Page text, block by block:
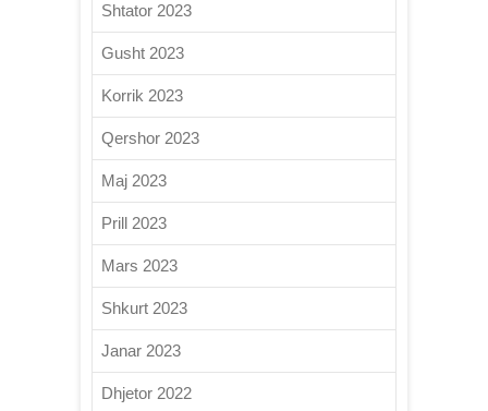
Shtator 2023
Gusht 2023
Korrik 2023
Qershor 2023
Maj 2023
Prill 2023
Mars 2023
Shkurt 2023
Janar 2023
Dhjetor 2022